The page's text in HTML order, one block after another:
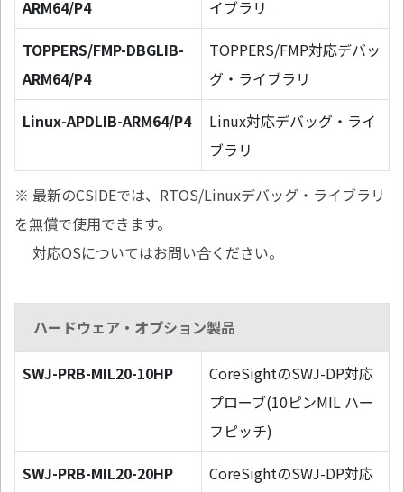
ARM64/P4
イブラリ
TOPPERS/FMP-DBGLIB-
ARM64/P4
TOPPERS/FMP対応デバッ
グ・ライブラリ
Linux-APDLIB-ARM64/P4
Linux対応デバッグ・ライ
ブラリ
※ 最新のCSIDEでは、RTOS/Linuxデバッグ・ライブラリ
を無償で使用できます。
対応OSについてはお問い合ください。
ハードウェア・オプション製品
SWJ-PRB-MIL20-10HP
CoreSightのSWJ-DP対応
プローブ(10ピンMIL ハー
フピッチ)
SWJ-PRB-MIL20-20HP
CoreSightのSWJ-DP対応